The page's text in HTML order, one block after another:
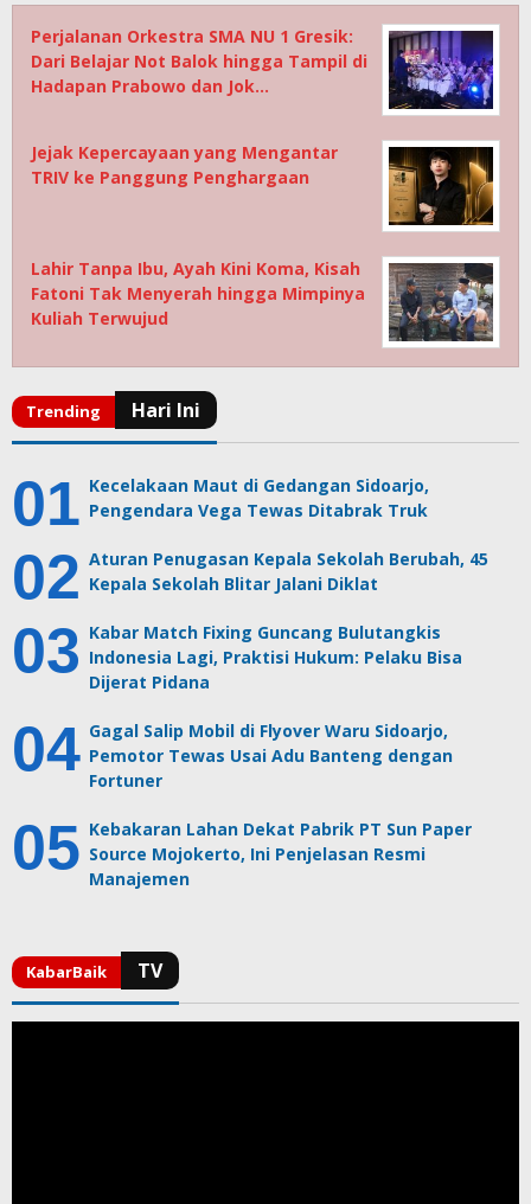
Perjalanan Orkestra SMA NU 1 Gresik:
Dari Belajar Not Balok hingga Tampil di
Hadapan Prabowo dan Jok…
Jejak Kepercayaan yang Mengantar
TRIV ke Panggung Penghargaan
Lahir Tanpa Ibu, Ayah Kini Koma, Kisah
Fatoni Tak Menyerah hingga Mimpinya
Kuliah Terwujud
Kecelakaan Maut di Gedangan Sidoarjo,
Pengendara Vega Tewas Ditabrak Truk
Aturan Penugasan Kepala Sekolah Berubah, 45
Kepala Sekolah Blitar Jalani Diklat
Kabar Match Fixing Guncang Bulutangkis
Indonesia Lagi, Praktisi Hukum: Pelaku Bisa
Dijerat Pidana
Gagal Salip Mobil di Flyover Waru Sidoarjo,
Pemotor Tewas Usai Adu Banteng dengan
Fortuner
Kebakaran Lahan Dekat Pabrik PT Sun Paper
Source Mojokerto, Ini Penjelasan Resmi
Manajemen